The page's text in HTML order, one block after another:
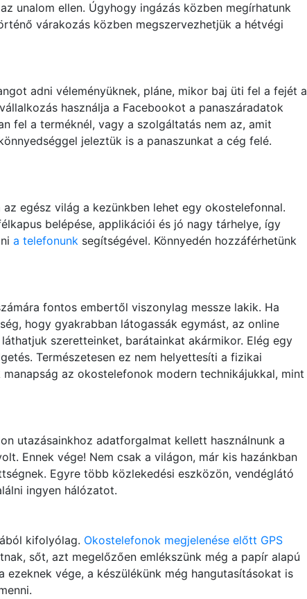
unalom ellen. Úgyhogy ingázás közben megírhatunk
várakozás közben megszervezhetjük a hétvégi
adni véleményüknek, pláne, mikor baj üti fel a fejét a
használja a Facebookot a panaszáradatok
fel a terméknél, vagy a szolgáltatás nem az, amit
jeleztük is a panaszunkat a cég felé.
egész világ a kezünkben lehet egy okostelefonnal.
belépése, applikációi és jó nagy tárhelye, így
a telefonunk segítségével. Könnyedén hozzáférhetünk
fontos embertől viszonylag messze lakik. Ha
hogy gyakrabban látogassák egymást, az online
szeretteinket, barátainkat akármikor. Elég egy
Természetesen ez nem helyettesíti a fizikai
az okostelefonok modern technikájukkal, mint
utazásainkhoz adatforgalmat kellett használnunk a
Ennek vége! Nem csak a világon, már kis hazánkban
Egyre több közlekedési eszközön, vendéglátó
ingyen hálózatot.
kifolyólag. Okostelefonok megjelenése előtt GPS
sőt, azt megelőzően emlékszünk még a papír alapú
vége, a készülékünk még hangutasításokat is